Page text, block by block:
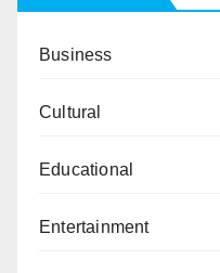
Business
Cultural
Educational
Entertainment